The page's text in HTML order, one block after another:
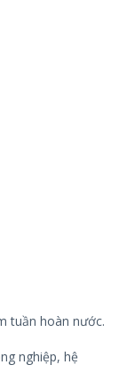
tuần hoàn nước.
nghiệp, hệ